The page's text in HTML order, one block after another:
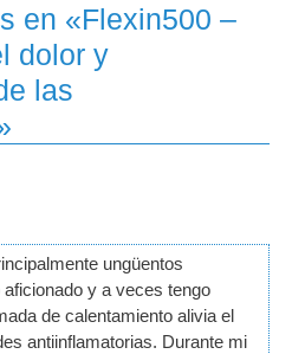
en «Flexin500 –
dolor y
las
ungüentos
y a veces tengo
de calentamiento alivia el
antiinflamatorias. Durante mi